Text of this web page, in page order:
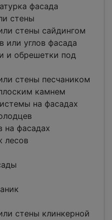
фасада
стены
стены сайдингом
или углов фасада
и обрешетки под
стены песчаником
камнем
на фасадах
на фасадах
лесов
стены клинкерной